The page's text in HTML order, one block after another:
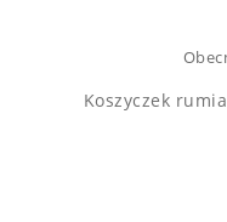
Koszyczek